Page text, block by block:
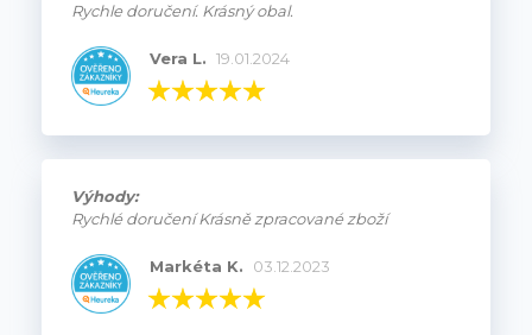
Rychle doručení. Krásný obal.
Vera L. 19.01.2024
Výhody:
Rychlé doručení Krásně zpracované zboží
Markéta K. 03.12.2023